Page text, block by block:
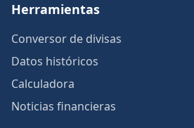
Herramientas
Conversor de divisas
Datos históricos
Calculadora
Noticias financieras